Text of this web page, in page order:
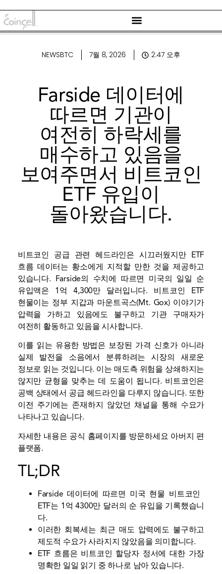
NEWSBTC 7월 8, 2026 2:47 오후
Farside 데이터에
따르면 기관이
여전히 하락세를
매수하고 있음을
보여주면서 비트코인
​​ETF 유입이
돌아왔습니다.
비트코인 공급 관련 헤드라인은 시끄러웠지만 ETF
흐름 데이터는 황소에게 지적할 만한 것을 제공하고
있습니다. Farside의 수치에 따르면 미국의 일일 순
유입액은 1억 4,300만 달러입니다. 비트코인 ETF
현물이는 정부 지갑과 마운트곡스(Mt. Gox) 이야기가
압력을 가하고 있음에도 불구하고 기관 구매자가
여전히 활동하고 있음을 시사합니다.
이를 읽는 유용한 방법은 보장된 가격 신호가 아니라
실제 발전을 소음에서 분류하려는 시장의 새로운
정보로 읽는 것입니다. 이는 매도측 위험을 상쇄하지는
않지만 균형을 맞추는 데 도움이 됩니다. 비트코인은
공백 상태에서 공급 헤드라인을 다루지 않습니다. 또한
이전 주기에는 존재하지 않았던 채널을 통해 수요가
나타나고 있습니다.
자세한 내용은 공식 홈페이지를 방문하세요 아버지 편
플랫폼.
TL;DR
Farside 데이터에 따르면 미국 현물 비트코인 ​​
ETF는 1억 4300만 달러의 순 유입을 기록했습니
다.
이러한 회복세는 최근 매도 압력에도 불구하고
제도적 수요가 사라지지 않았음을 의미합니다.
ETF 흐름은 비트코인 ​​할당자 정서에 대한 가장
명확한 일일 읽기 중 하나로 남아 있습니다.